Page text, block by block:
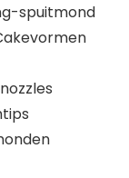
spuitmond